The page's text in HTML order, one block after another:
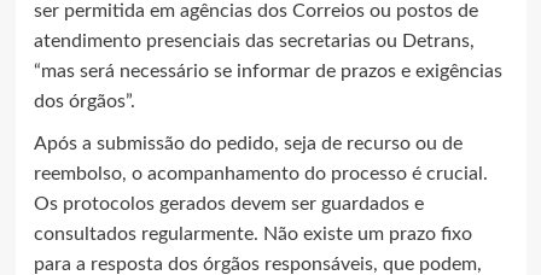
ser permitida em agências dos Correios ou postos de
atendimento presenciais das secretarias ou Detrans,
“mas será necessário se informar de prazos e exigências
dos órgãos”.
Após a submissão do pedido, seja de recurso ou de
reembolso, o acompanhamento do processo é crucial.
Os protocolos gerados devem ser guardados e
consultados regularmente. Não existe um prazo fixo
para a resposta dos órgãos responsáveis, que podem,